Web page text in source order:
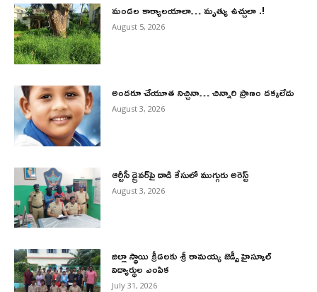
మండల కార్యాలయాలా… మృత్యు ఉచ్చులా .!
August 5, 2026
అందరూ చేయూత నిచ్చినా… చిన్నారి ప్రాణం దక్కలేదు
August 3, 2026
ఆర్టీసీ డ్రైవర్‌పై దాడి కేసులో ముగ్గురు అరెస్ట్
August 3, 2026
జిల్లా స్థాయి క్రీడలకు శ్రీ రామయ్య జెడ్పీ హైస్కూల్
విద్యార్థుల ఎంపిక
July 31, 2026